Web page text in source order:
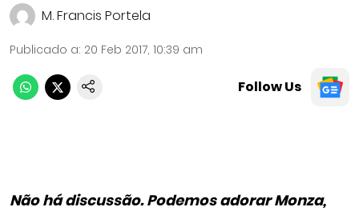
M. Francis Portela
Publicado a: 20 Feb 2017, 10:39 am
Follow Us
Não há discussão. Podemos adorar Monza,